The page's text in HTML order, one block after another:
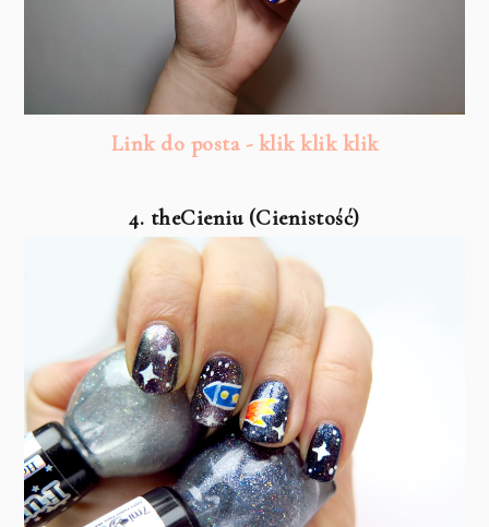
Link do posta - klik klik klik
4. theCieniu (Cienistość)